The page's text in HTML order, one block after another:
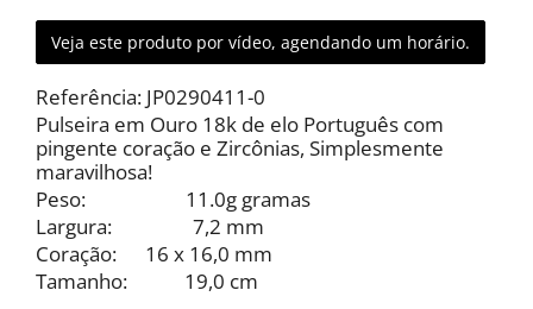
Veja este produto por vídeo, agendando um horário.
Referência: JP0290411-0
Pulseira em Ouro 18k de elo Português com
pingente coração e Zircônias, Simplesmente
maravilhosa!
Peso: 11.0g gramas
Largura: 7,2 mm
Coração: 16 x 16,0 mm
Tamanho: 19,0 cm